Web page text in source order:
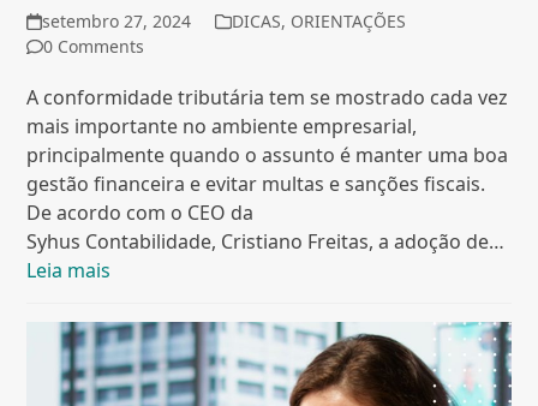
setembro 27, 2024 DICAS, ORIENTAÇÕES
0 Comments
A conformidade tributária tem se mostrado cada vez
mais importante no ambiente empresarial,
principalmente quando o assunto é manter uma boa
gestão financeira e evitar multas e sanções fiscais.
De acordo com o CEO da
Syhus Contabilidade, Cristiano Freitas, a adoção de…
Leia mais